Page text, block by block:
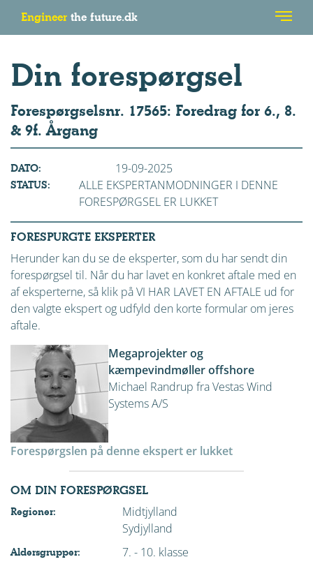
Engineer the future.dk
Din forespørgsel
Forespørgselsnr. 17565: Foredrag for 6., 8.
& 9f. Årgang
DATO: 19-09-2025
STATUS:
ALLE EKSPERTANMODNINGER I DENNE
FORESPØRGSEL ER LUKKET
FORESPURGTE EKSPERTER
Herunder kan du se de eksperter, som du har sendt din
forespørgsel til. Når du har lavet en konkret aftale med en
af eksperterne, så klik på VI HAR LAVET EN AFTALE ud for
den valgte ekspert og udfyld den korte formular om jeres
aftale.
Megaprojekter og
kæmpevindmøller offshore
Michael Randrup fra Vestas Wind
Systems A/S
Forespørgslen på denne ekspert er lukket
OM DIN FORESPØRGSEL
Regioner:
Midtjylland
Sydjylland
Aldersgrupper: 7. - 10. klasse